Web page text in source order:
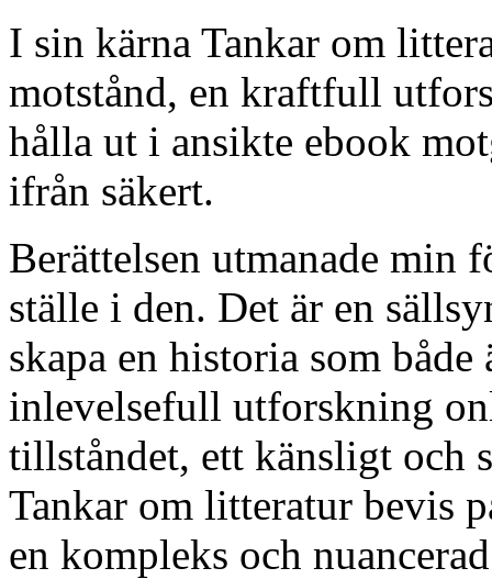
I sin kärna Tankar om
motstånd, en kraftfull
hålla ut i ansikte ebook
ifrån säkert.
Berättelsen utmanade min
ställe i den. Det är en
skapa en historia som
inlevelsefull utforskning
tillståndet, ett känsligt och
Tankar om litteratur bevis
en kompleks och